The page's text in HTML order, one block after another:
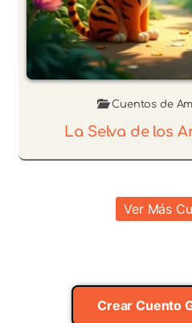
Cuentos de
La Selva de los
Ver Más
Crear Cuento